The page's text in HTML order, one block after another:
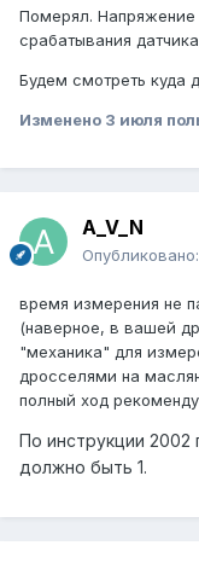
Померял.
срабатывания
Будем смотреть куда
Изменено 3 июля
A_V_N
Опубликовано:
время измерения не
(наверное, в вашей
"механика" для
дросселями на
полный ход
По инструкции 2002
должно быть 1.